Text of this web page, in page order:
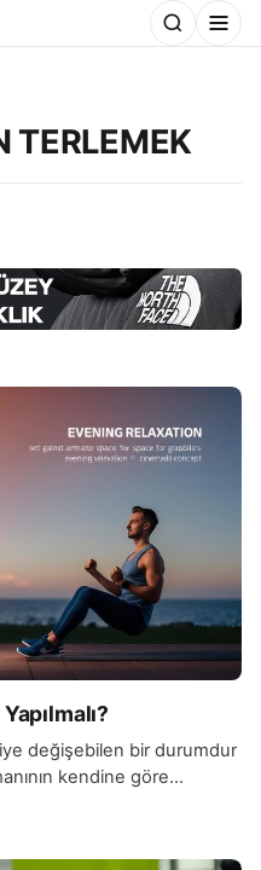
TERLEMEK
değişebilen bir durumdur
kendine göre
erken saatlerde
yapılan egzersiz,